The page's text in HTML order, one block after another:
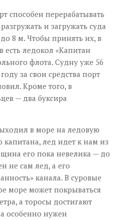
способен перерабатывать
и загружать суда
8 м. Чтобы принять их, в
ледокол «Капитан
флота. Судну уже 56
за свои средства порт
Кроме того, в
— два буксира
в море на ледовую
капитана, лед идет к нам из
его пока невелика — до
не сам лед, а его
канала. В суровые
море может покрываться
а торосы достигают
особенно нужен